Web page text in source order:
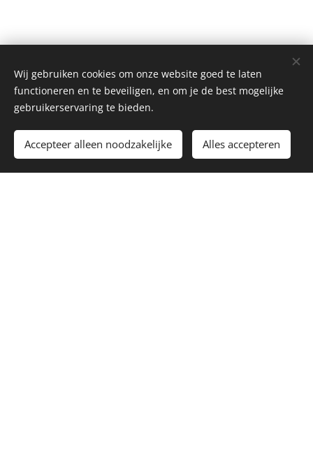
Toevoegen aan de winkelwagen
Wij gebruiken cookies om onze website goed te laten
functioneren en te beveiligen, en om je de best mogelijke
gebruikerservaring te bieden.
Accepteer alleen noodzakelijke Alles accepteren